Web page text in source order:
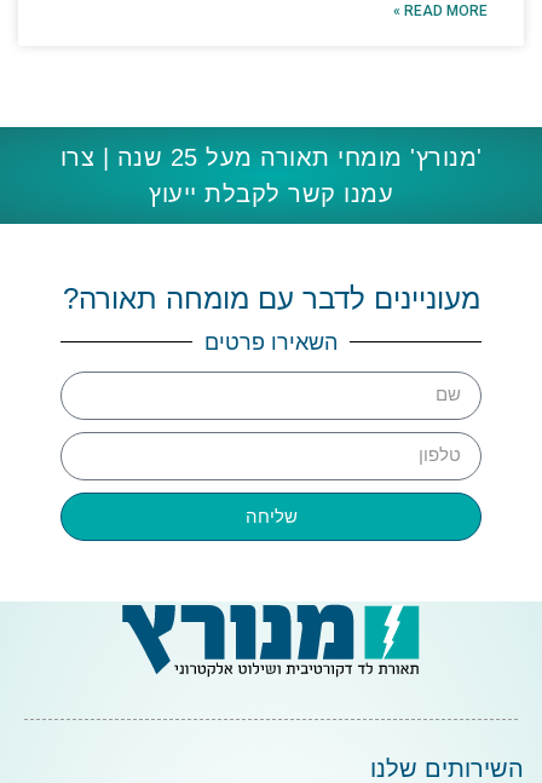
READ MORE »
'מנורץ' מומחי תאורה מעל 25 שנה | צרו
עמנו קשר לקבלת ייעוץ
מעוניינים לדבר עם מומחה תאורה?
השאירו פרטים
שליחה
השירותים שלנו